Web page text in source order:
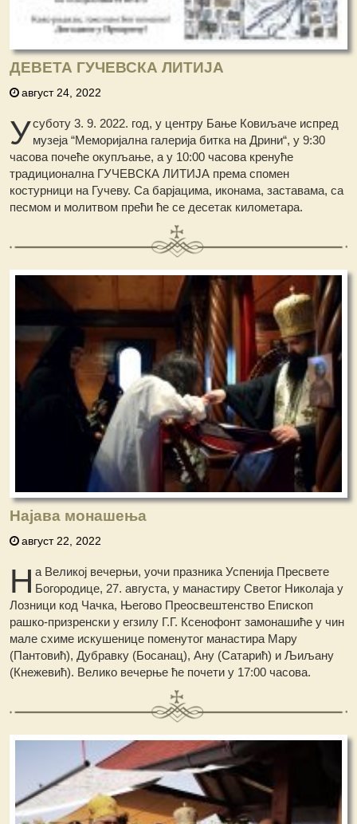
ДЕВЕТА ГУЧЕВСКА ЛИТИЈА
август 24, 2022
Усуботу 3. 9. 2022. год, у центру Бање Ковиљаче испред
музеја “Меморијална галерија битка на Дрини“, у 9:30
часова почеће окупљање, а у 10:00 часова кренуће
традиционална ГУЧЕВСКА ЛИТИЈА према спомен
костурници на Гучеву. Са барјацима, иконама, заставама, са
песмом и молитвом прећи ће се десетак километара.
Најава монашења
август 22, 2022
Н а Великој вечерњи, уочи празника Успенија Пресвете
Богородице, 27. августа, у манастиру Светог Николаја у
Лозници код Чачка, Његово Преосвештенство Епископ
рашко-призренски у егзилу Г.Г. Ксенофонт замонашиће у чин
мале схиме искушенице поменутог манастира Мару
(Пантовић), Дубравку (Босанац), Ану (Сатарић) и Љиљану
(Кнежевић). Велико вечерње ће почети у 17:00 часова.